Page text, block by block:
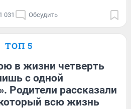
1 031 Обсудить
ТОП 5
в жизни четверть
с одной
Родители рассказали
всю жизнь